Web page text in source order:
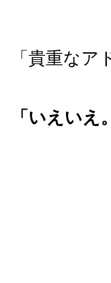
「貴重な
「いえいえ